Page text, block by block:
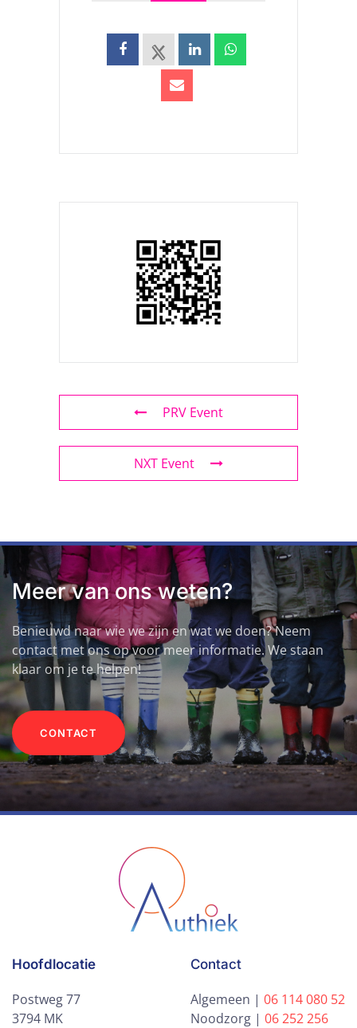
PRV Event
NXT Event
Meer van ons weten?
Benieuwd naar wie we zijn en wat we doen? Neem
contact met ons op voor meer informatie. We staan
klaar om je te helpen!
CONTACT
Hoofdlocatie
Postweg 77
3794 MK
Contact
Algemeen | 06 114 080 52
Noodzorg | 06 252 256